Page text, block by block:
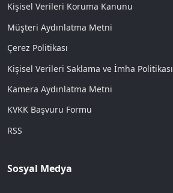
Kişisel Verileri Koruma Kanunu
Müşteri Aydınlatma Metni
Çerez Politikası
Kişisel Verileri Saklama ve İmha Politikası
Kamera Aydınlatma Metni
KVKK Başvuru Formu
RSS
Sosyal Medya